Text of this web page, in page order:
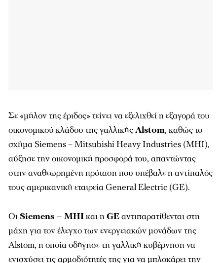
Σε «μήλον της έριδος» τείνει να εξελιχθεί η εξαγορά του
οικονομικού κλάδου της γαλλικήςAlstom, καθώς το
σχήμα Siemens – Mitsubishi Heavy Industries (MHI),
αύξησε την οικονομική προσφορά του, απαντώντας
στην αναθεωρημένη πρόταση που υπέβαλε η αντίπαλός
τους αμερικανική εταιρεία General Electric (GE).
ΟιSiemens – MHIκαι ηGEαντιπαρατίθενται στη
μάχη για τον έλεγχο των ενεργειακών μονάδων της
Alstom, η οποία οδήγησε τη γαλλική κυβέρνηση να
ενισχύσει τις αρμοδιότητές της για να μπλοκάρει την